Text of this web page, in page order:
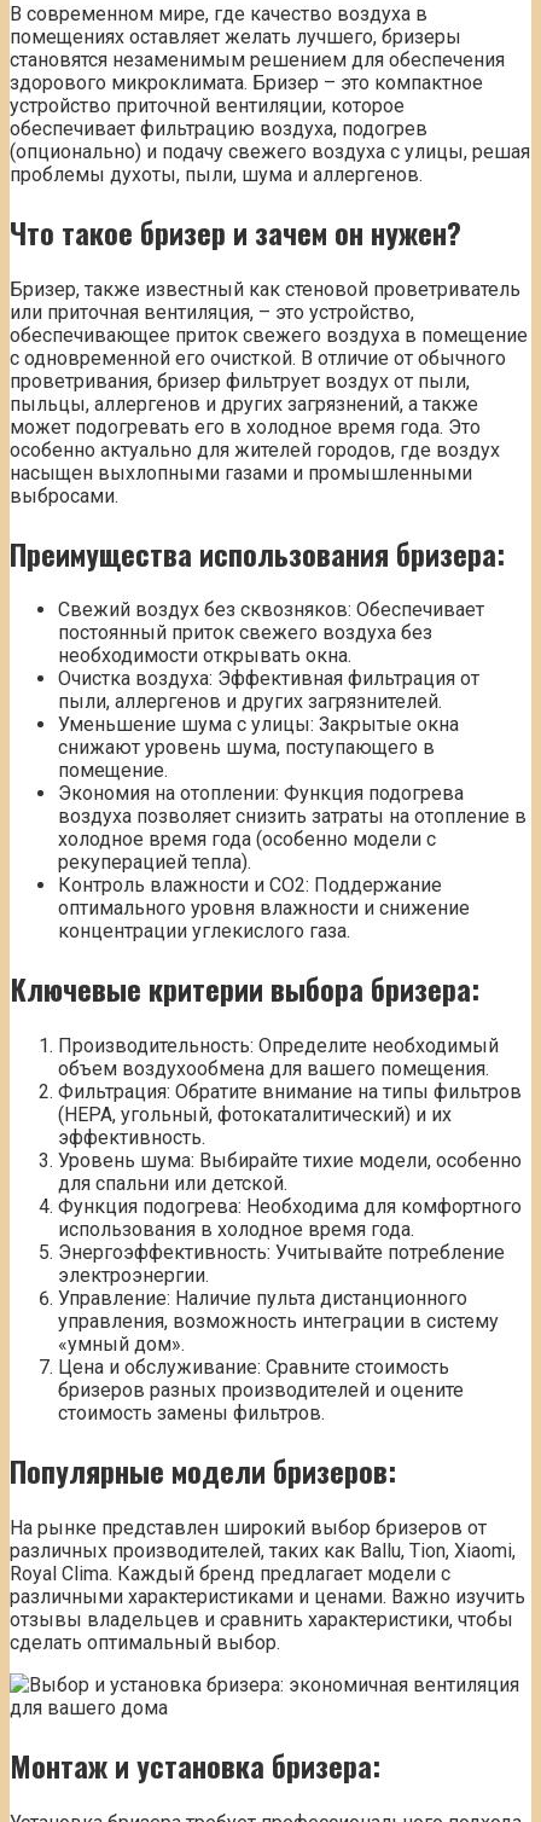
В современном мире, где качество воздуха в
помещениях оставляет желать лучшего, бризеры
становятся незаменимым решением для обеспечения
здорового микроклимата. Бризер – это компактное
устройство приточной вентиляции, которое
обеспечивает фильтрацию воздуха, подогрев
(опционально) и подачу свежего воздуха с улицы, решая
проблемы духоты, пыли, шума и аллергенов.
Что такое бризер и зачем он нужен?
Бризер, также известный как стеновой проветриватель
или приточная вентиляция, – это устройство,
обеспечивающее приток свежего воздуха в помещение
с одновременной его очисткой. В отличие от обычного
проветривания, бризер фильтрует воздух от пыли,
пыльцы, аллергенов и других загрязнений, а также
может подогревать его в холодное время года. Это
особенно актуально для жителей городов, где воздух
насыщен выхлопными газами и промышленными
выбросами.
Преимущества использования бризера:
Свежий воздух без сквозняков: Обеспечивает
постоянный приток свежего воздуха без
необходимости открывать окна.
Очистка воздуха: Эффективная фильтрация от
пыли, аллергенов и других загрязнителей.
Уменьшение шума с улицы: Закрытые окна
снижают уровень шума, поступающего в
помещение.
Экономия на отоплении: Функция подогрева
воздуха позволяет снизить затраты на отопление в
холодное время года (особенно модели с
рекуперацией тепла).
Контроль влажности и CO2: Поддержание
оптимального уровня влажности и снижение
концентрации углекислого газа.
Ключевые критерии выбора бризера:
Производительность: Определите необходимый
объем воздухообмена для вашего помещения.
Фильтрация: Обратите внимание на типы фильтров
(HEPA, угольный, фотокаталитический) и их
эффективность.
Уровень шума: Выбирайте тихие модели, особенно
для спальни или детской.
Функция подогрева: Необходима для комфортного
использования в холодное время года.
Энергоэффективность: Учитывайте потребление
электроэнергии.
Управление: Наличие пульта дистанционного
управления, возможность интеграции в систему
«умный дом».
Цена и обслуживание: Сравните стоимость
бризеров разных производителей и оцените
стоимость замены фильтров.
Популярные модели бризеров:
На рынке представлен широкий выбор бризеров от
различных производителей, таких как Ballu, Tion, Xiaomi,
Royal Clima. Каждый бренд предлагает модели с
различными характеристиками и ценами. Важно изучить
отзывы владельцев и сравнить характеристики, чтобы
сделать оптимальный выбор.
Монтаж и установка бризера: